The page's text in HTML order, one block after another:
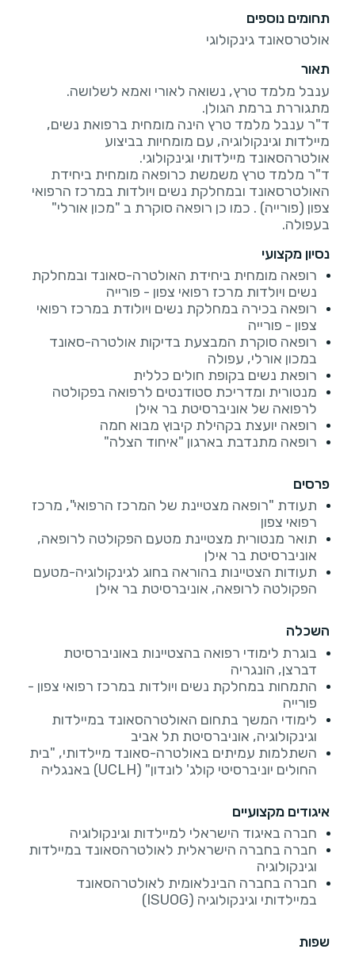
תחומים נוספים
אולטרסאונד גינקולוגי
תאור
ד"ר ענבל מלמד טרץ הינה מומחית ברפואת נשים,
מיילדות וגינקולוגיה, עם מומחיות בביצוע
ד"ר מלמד טרץ משמשת כרופאה מומחית ביחידת
האולטרסאונד ובמחלקת נשים ויולדות במרכז הרפואי
צפון (פורייה) . כמו כן רופאה סוקרת ב "מכון אורלי"
בעפולה.
נסיון מקצועי
רופאה מומחית ביחידת האולטרה-סאונד ובמחלקת
נשים ויולדות מרכז רפואי צפון - פורייה
רופאה בכירה במחלקת נשים ויולודת במרכז רפואי
צפון - פורייה
רופאה סוקרת המבצעת בדיקות אולטרה-סאונד
במכון אורלי, עפולה
רופאת נשים בקופת חולים כללית
מנטורית ומדריכת סטודנטים לרפואה בפקולטה
לרפואה של אוניברסיטת בר אילן
רופאה יועצת בקהילת קיבוץ מבוא חמה
רופאה מתנדבת בארגון "איחוד הצלה"
פרסים
תעודת "רופאה מצטיינת של המרכז הרפואי", מרכז
רפואי צפון
תואר מנטורית מצטיינת מטעם הפקולטה לרופאה,
אוניברסיטת בר אילן
תעודות הצטיינות בהוראה בחוג לגינקולוגיה-מטעם
הפקולטה לרופאה, אוניברסיטת בר אילן
השכלה
בוגרת לימודי רפואה בהצטיינות באוניברסיטת
דברצן, הונגריה
התמחות במחלקת נשים ויולדות במרכז רפואי צפון -
פורייה
לימודי המשך בתחום האולטרהסאונד במיילדות
וגינקולוגיה, אוניברסיטת תל אביב
השתלמות עמיתים באולטרה-סאונד מיילדותי, "בית
החולים יוניברסיטי קולג' לונדון" (UCLH) באנגליה
איגודים מקצועיים
חברה באיגוד הישראלי למיילדות וגינקולוגיה
חברה בחברה הישראלית לאולטרהסאונד במיילדות
וגינקולוגיה
חברה בחברה הבינלאומית לאולטרהסאונד
במיילדותי וגינקולוגיה (ISUOG)
שפות